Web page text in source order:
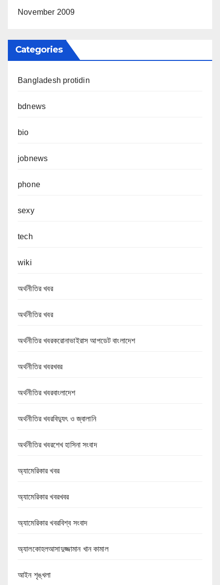
November 2009
Categories
Bangladesh protidin
bdnews
bio
jobnews
phone
sexy
tech
wiki
অর্থনীতির খবর
অর্থনীতির খবর
অর্থনীতির খবরকরোনাভাইরাস আপডেট বাংলাদেশ
অর্থনীতির খবরখবর
অর্থনীতির খবরবাংলাদেশ
অর্থনীতির খবরবিদ্যুৎ ও জ্বালানি
অর্থনীতির খবরশেখ হাসিনা সংবাদ
অ্যামেরিকার খবর
অ্যামেরিকার খবরখবর
অ্যামেরিকার খবরবিশ্ব সংবাদ
অ্যালকোহলআসাদুজ্জামান খান কামাল
আইন শৃঙ্খলা